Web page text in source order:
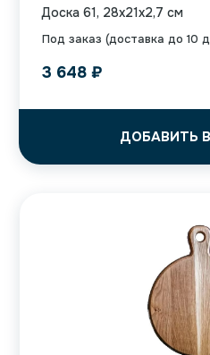
Под заказ (доставка до 10
Доска 61, 28x21x2,7 см
3 648 ₽
ДОБАВИТЬ